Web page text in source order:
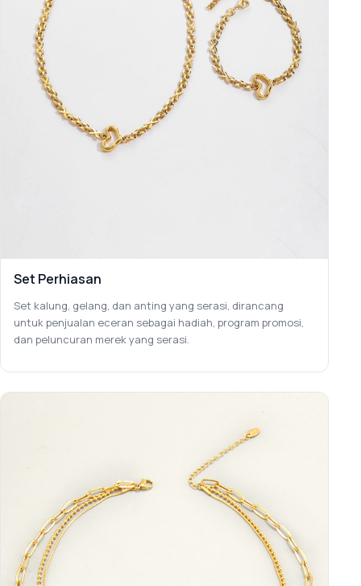
Set Perhiasan
Set kalung, gelang, dan anting yang serasi, dirancang
untuk penjualan eceran sebagai hadiah, program promosi,
dan peluncuran merek yang serasi.